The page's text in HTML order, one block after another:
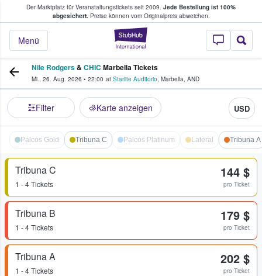
Der Marktplatz für Veranstaltungstickets seit 2009. Jede Bestellung ist 100%
abgesichert.Preise können vom Originalpreis abweichen.
StubHub - Wo
Menü
Tickets kaufen & verkaufen
Nile Rodgers& CHIC Marbella Tickets
Mi., 26. Aug. 2026 • 22:00 at Starlite Auditorio, Marbella, AND
Filter Karte anzeigen USD
Palcos Gold Tribuna C Palcos Platinum Lateral Tribuna A
Tribuna C
1 - 4 Tickets
144 $
pro Ticket
Tribuna B
1 - 4 Tickets
179 $
pro Ticket
Tribuna A
1 - 4 Tickets
202 $
pro Ticket